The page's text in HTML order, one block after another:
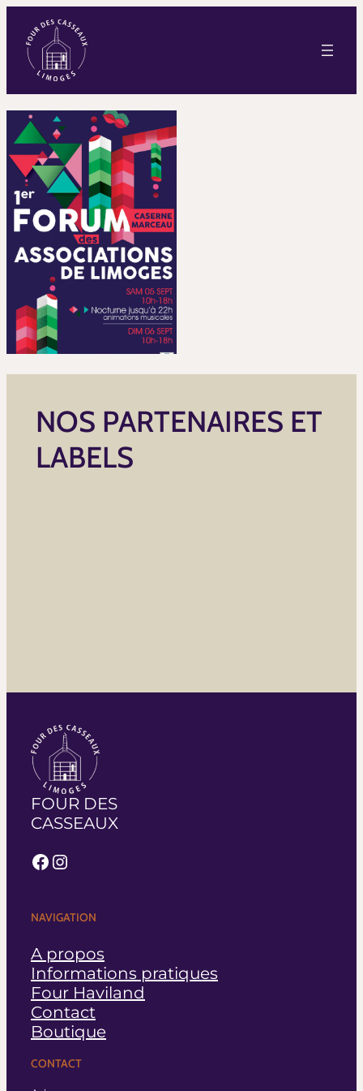
NOS PARTENAIRES ET
LABELS
FOUR DES
CASSEAUX
Facebook
Instagram
NAVIGATION
A propos
Informations pratiques
Four Haviland
Contact
Boutique
CONTACT